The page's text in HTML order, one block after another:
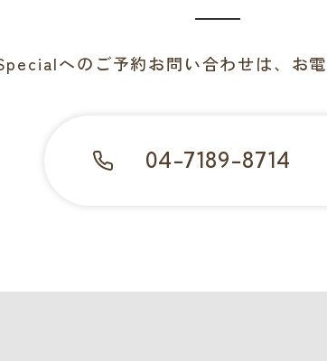
へのご予約お問い合わせは、お電
04-7189-8714